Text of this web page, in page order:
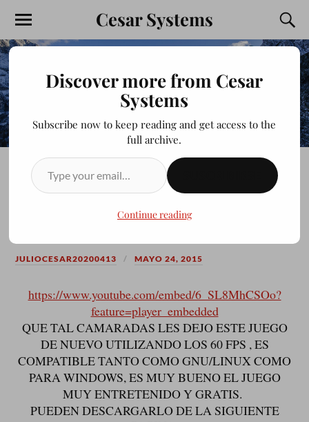
Cesar Systems
WARSOW WARSOW HD 60
JULIOCESAR20200413 MAYO 24, 2015
https://www.youtube.com/embed/6_SL8MhCSOo?
feature=player_embedded
QUE TAL CAMARADAS LES DEJO ESTE JUEGO
DE NUEVO UTILIZANDO LOS 60 FPS , ES
COMPATIBLE TANTO COMO GNU/LINUX COMO
PARA WINDOWS, ES MUY BUENO EL JUEGO
MUY ENTRETENIDO Y GRATIS.
PUEDEN DESCARGARLO DE LA SIGUIENTE
Discover more from Cesar
Systems
Subscribe now to keep reading and get access to the
full archive.
Continue reading